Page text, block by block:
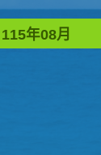
115年08月